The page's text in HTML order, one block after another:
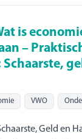
is
–
VWO
Geld en